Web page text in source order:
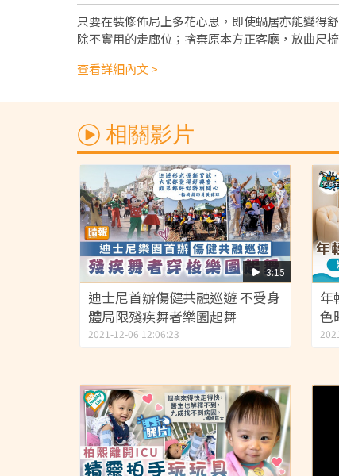
只要在裝修佈局上多花心思，即使蝸居亦能變得
除不實用的走廊位；捨棄原本方正客廳，放曲尺
查看詳細內文 >
相關影片
3:15
迪士尼首辦傷健共融巡遊 不受身
體局限殘疾舞者樂園起舞
2021-12-06 12:06:23
年
色